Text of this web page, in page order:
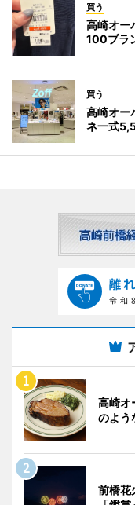
買う
高崎オー
100ブラ
買う
高崎オ
ネ一式
高崎
のよう
前橋花